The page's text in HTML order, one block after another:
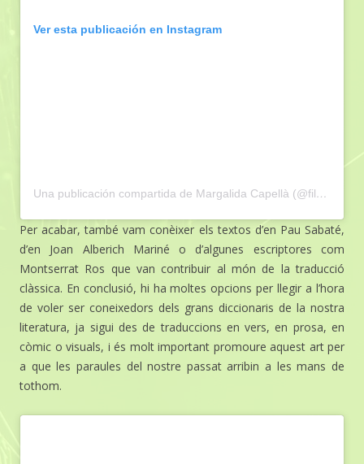
Ver esta publicación en Instagram
Una publicación compartida de Margalida Capellà (@filaracne)
Per acabar, també vam conèixer els textos d’en Pau Sabaté,
d’en Joan Alberich Mariné o d’algunes escriptores com
Montserrat Ros que van contribuir al món de la traducció
clàssica. En conclusió, hi ha moltes opcions per llegir a l’hora
de voler ser coneixedors dels grans diccionaris de la nostra
literatura, ja sigui des de traduccions en vers, en prosa, en
còmic o visuals, i és molt important promoure aquest art per
a que les paraules del nostre passat arribin a les mans de
tothom.